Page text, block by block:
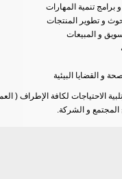
تنمية المهارات
و تطوير المنتجات
و المبيعات
و القضايا البيئية
الاحتياجات لكافة الإطراف (
المجتمع و الشركة.